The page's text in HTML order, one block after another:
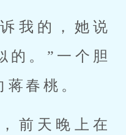
我的，她说
的。”一个胆
春桃。
前天晚上在